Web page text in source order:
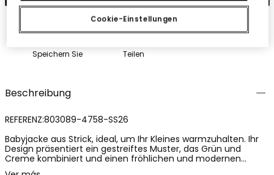
Speichern Sie Teilen
Beschreibung
REFERENZ:803089-4758-SS26
Babyjacke aus Strick, ideal, um Ihr Kleines warmzuhalten. Ihr
Design präsentiert ein gestreiftes Muster, das Grün und
Creme kombiniert und einen fröhlichen und modernen
Touch verleiht. Geeignet für Kinder im Alter von 1 Monat bis 2
Cookie-Einstellungen